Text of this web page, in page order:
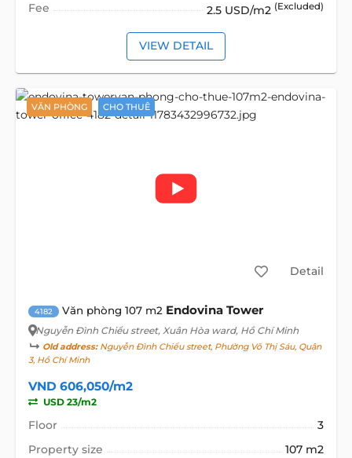
Fee 2.5 USD/m2 (Excluded)
VIEW DETAIL
VĂN PHÒNG CHO THUÊ
Detail
4182 Văn phòng 107 m2 Endovina Tower
Nguyễn Đình Chiểu street, Xuân Hòa ward, Hồ Chí Minh
Old address:Nguyễn Đình Chiểu street, Phường Võ Thị Sáu, Quận
3, Hồ Chí Minh
VND 606,050/m2
USD 23/m2
Floor
3
Property size
107 m2